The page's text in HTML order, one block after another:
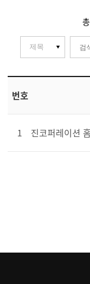
총
번호
1 진코퍼레이션